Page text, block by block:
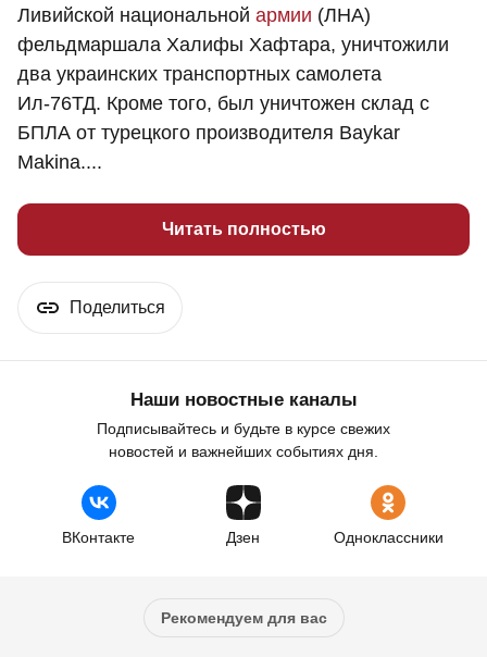
Ливийской национальной армии (ЛНА)
фельдмаршала Халифы Хафтара, уничтожили
два украинских транспортных самолета
Ил-76ТД. Кроме того, был уничтожен склад с
БПЛА от турецкого производителя Baykar
Makina....
Читать полностью
Поделиться
Наши новостные каналы
Подписывайтесь и будьте в курсе свежих
новостей и важнейших событиях дня.
ВКонтакте Дзен Одноклассники
Рекомендуем для вас